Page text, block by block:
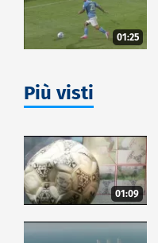
01:25
Più visti
01:09